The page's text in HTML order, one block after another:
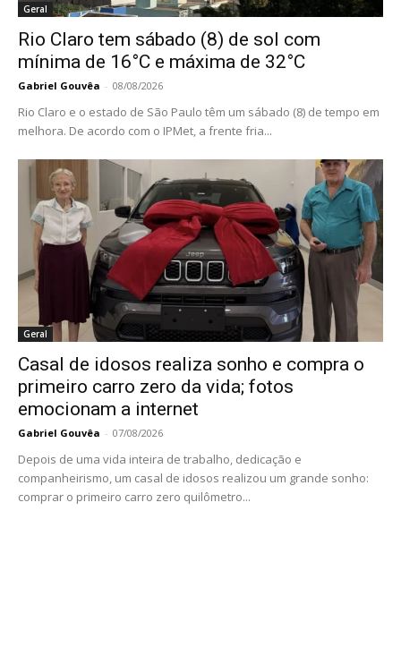
Geral
Rio Claro tem sábado (8) de sol com
mínima de 16°C e máxima de 32°C
Gabriel Gouvêa - 08/08/2026
Rio Claro e o estado de São Paulo têm um sábado (8) de tempo em
melhora. De acordo com o IPMet, a frente fria...
Geral
Casal de idosos realiza sonho e compra o
primeiro carro zero da vida; fotos
emocionam a internet
Gabriel Gouvêa - 07/08/2026
Depois de uma vida inteira de trabalho, dedicação e
companheirismo, um casal de idosos realizou um grande sonho:
comprar o primeiro carro zero quilômetro...